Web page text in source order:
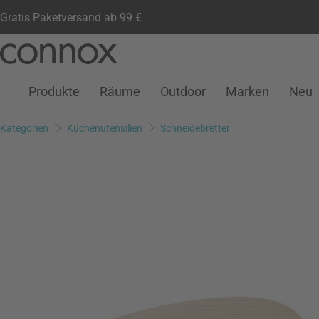
Gratis Paketversand ab 99 €
Seiteninhalt
Suchfeld
Kundenkonto
Wunschliste
Warenkorb
Produkte Räume Outdoor Marken Neu
Kategorien Küchenutensilien Schneidebretter